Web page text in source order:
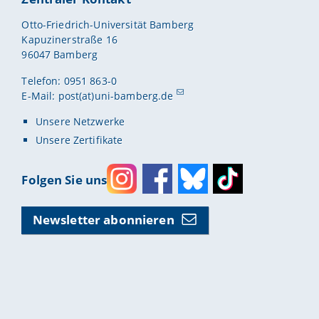
Otto-Friedrich-Universität Bamberg
Kapuzinerstraße 16
96047 Bamberg
Telefon: 0951 863-0
E-Mail: post(at)uni-bamberg.de
Unsere Netzwerke
Unsere Zertifikate
Folgen Sie uns
InstagramFacebook
Bluesky
Newsletter abonnieren